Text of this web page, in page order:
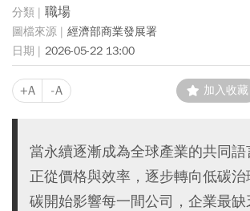
職場
經濟部商業發展署
2026-05-22 13:00
+A -A 加入收藏
當永續逐漸成為全球產業的共同
正從價格與效率，逐步轉向低碳
碳開始影響每一間公司，企業最